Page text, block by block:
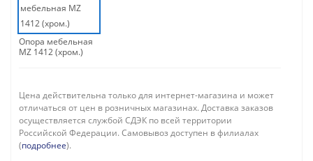
Опора мебельная
MZ 1412 (хром.)
Цена действительна только для интернет-магазина и может
отличаться от цен в розничных магазинах. Доставка заказов
осуществляется службой СДЭК по всей территории
Российской Федерации. Самовывоз доступен в филиалах
(подробнее).